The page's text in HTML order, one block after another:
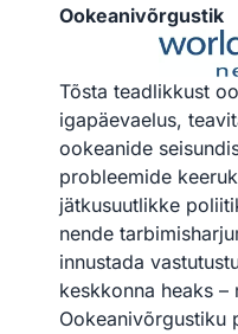
Ookeanivõrgustik
Tõsta teadlikkust
igapäevaelus,
ookeanide
probleemide
jätkusuutlikke
nende
innustada
keskkonna heaks –
Ookeanivõrgustiku